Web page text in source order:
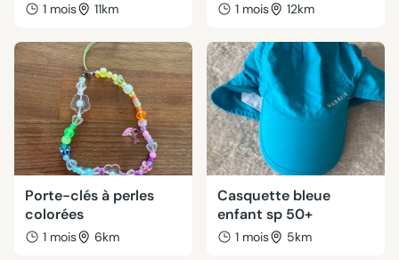
1 mois 11km 1 mois 12km
Porte-clés à perles
colorées
1 mois 6km
Casquette bleue
enfant sp 50+
1 mois 5km